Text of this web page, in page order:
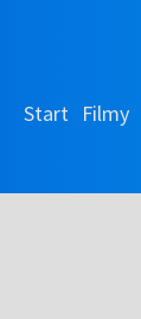
Start Filmy